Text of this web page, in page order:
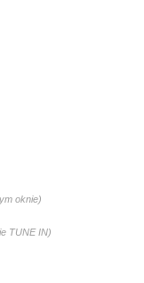
oknie)
TUNE IN)